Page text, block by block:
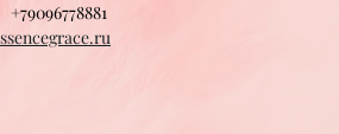
+79096778881